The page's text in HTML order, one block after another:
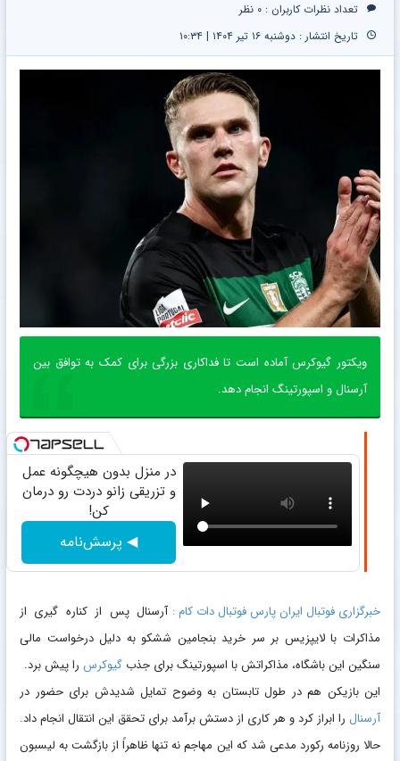
تعداد نظرات کاربران : ۰ نظر
تاریخ انتشار : دوشنبه ۱۶ تیر ۱۴۰۴ | ۱۰:۳۴
ویکتور گیوکرس آماده است تا فداکاری بزرگی برای کمک به توافق بین
آرسنال و اسپورتینگ انجام دهد.
در منزل بدون هیچگونه عمل
و تزریقی زانو دردت رو درمان
کن!
◀ پرسش‌نامه
خبرگزاری فوتبال ایران پارس فوتبال دات کام : آرسنال پس از کناره گیری از
مذاکرات با لایپزیس بر سر خرید بنجامین ششکو به دلیل درخواست مالی
سنگین این باشگاه، مذاکراتش با اسپورتینگ برای جذب گیوکرس را پیش برد.
این بازیکن هم در طول تابستان به‌ وضوح تمایل شدیدش برای حضور در
آرسنال را ابراز کرد و هر کاری از دستش برآمد برای تحقق این انتقال انجام داد.
حالا روزنامه رکورد مدعی شد که این مهاجم نه تنها ظاهراً از بازگشت به لیسبون